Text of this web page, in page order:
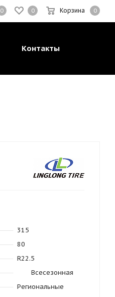
0 0 Корзина 0
Контакты
315
80
R22.5
Всесезонная
Региональные